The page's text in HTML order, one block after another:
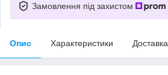
Замовлення під захистом
Опис Характеристики Доставка